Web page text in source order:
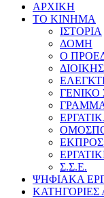
ΑΡΧΙΚΗ
ΤΟ ΚΙΝΗΜΑ
ΙΣΤΟΡΙΑ
ΔΟΜΗ
Ο
ΓΕΝΙΚΟ
Σ.Σ.Ε.
ΨΗΦΙΑΚΑ
ΚΑΤΗΓΟΡΙΕΣ